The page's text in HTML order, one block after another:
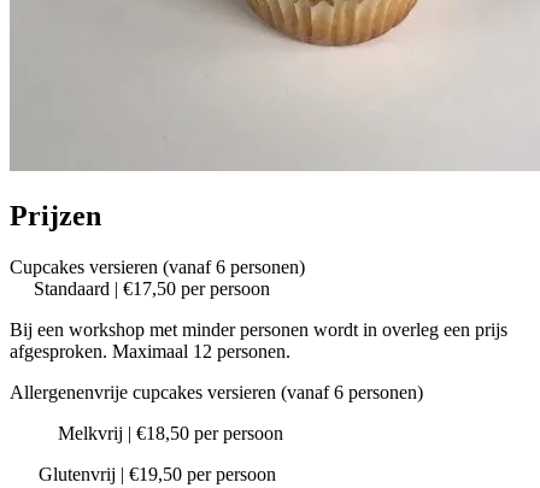
Prijzen
Cupcakes versieren (vanaf 6 personen)
Standaard | €17,50 per persoon
Bij een workshop met minder personen wordt in overleg een prijs
afgesproken. Maximaal 12 personen.
Allergenenvrije cupcakes versieren (vanaf 6 personen)
Melkvrij | €18,50 per persoon
Glutenvrij | €19,50 per persoon